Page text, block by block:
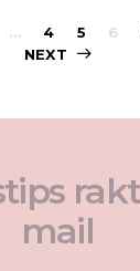
… 4 5 6
NEXT
mail